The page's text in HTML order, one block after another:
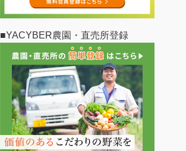
■YACYBER農園・直売所登録